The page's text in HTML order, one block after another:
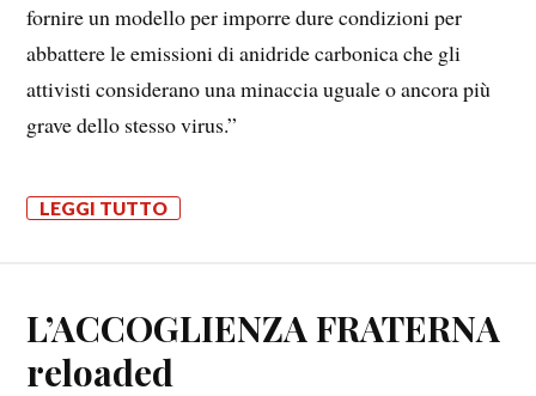
fornire un modello per imporre dure condizioni per
abbattere le emissioni di anidride carbonica che gli
attivisti considerano una minaccia uguale o ancora più
grave dello stesso virus.”
LEGGI TUTTO
L’ACCOGLIENZA FRATERNA
reloaded